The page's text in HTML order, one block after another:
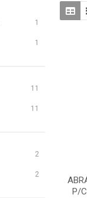
1
1
11
11
2
2
P/